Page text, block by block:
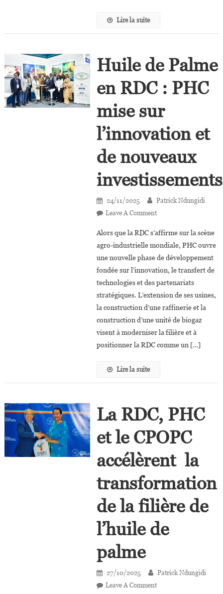
Lire la suite
Huile de Palme
en RDC : PHC
mise sur
l’innovation et
de nouveaux
investissements
24/11/2025
Patrick Ndungidi
Leave A CommentOn
De
Palme
En
RDC :
PHC
Mise
L’innovation
Alors que la RDC s’affirme sur la scène
agro-industrielle mondiale, PHC ouvre
une nouvelle phase de développement
fondée sur l’innovation, le transfert de
technologies et des partenariats
stratégiques. L’extension de ses usines,
la construction d’une raffinerie et la
construction d’une unité de biogaz
visent à moderniser la filière et à
positionner la RDC comme un […]
Lire la suite
La RDC, PHC
et le CPOPC
accélèrent la
transformation
de la filière de
l’huile de
palme
27/10/2025
Patrick Ndungidi
Leave A CommentOn